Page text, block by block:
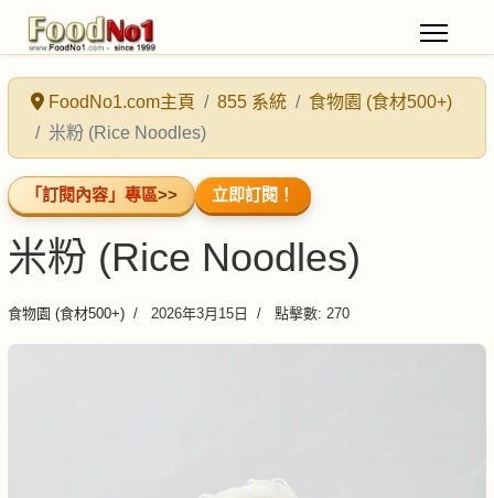
FoodNo1.com主頁 855 系統
食物園 (食材500+)
米粉 (Rice Noodles)
「訂閱內容」專區>> 立即訂閱！
米粉 (Rice Noodles)
食物園 (食材500+) 2026年3月15日 點擊數: 270